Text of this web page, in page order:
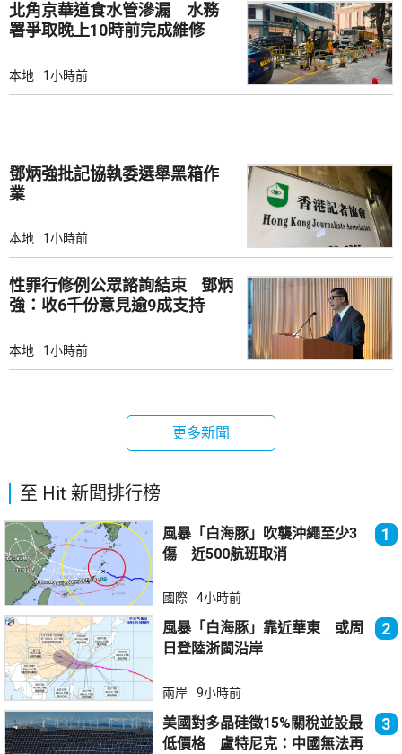
北角京華道食水管滲漏 水務
署爭取晚上10時前完成維修
本地 1小時前
鄧炳強批記協執委選舉黑箱作
業
本地 1小時前
性罪行修例公眾諮詢結束 鄧炳
強：收6千份意見逾9成支持
本地 1小時前
更多新聞
至 Hit 新聞排行榜
風暴「白海豚」吹襲沖繩至少3
傷 近500航班取消
1
國際 4小時前
風暴「白海豚」靠近華東 或周
日登陸浙閩沿岸
2
兩岸 9小時前
美國對多晶硅徵15%關稅並設最
低價格 盧特尼克：中國無法再
3